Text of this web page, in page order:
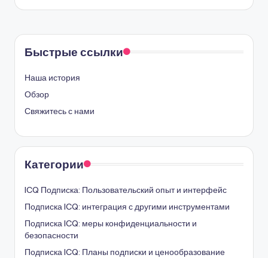
Быстрые ссылки
Наша история
Обзор
Свяжитесь с нами
Категории
ICQ Подписка: Пользовательский опыт и интерфейс
Подписка ICQ: интеграция с другими инструментами
Подписка ICQ: меры конфиденциальности и
безопасности
Подписка ICQ: Планы подписки и ценообразование